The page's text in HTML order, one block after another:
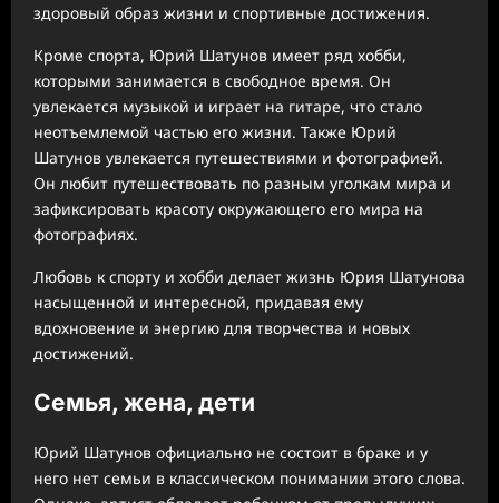
здоровый образ жизни и спортивные достижения.
Кроме спорта, Юрий Шатунов имеет ряд хобби,
которыми занимается в свободное время. Он
увлекается музыкой и играет на гитаре, что стало
неотъемлемой частью его жизни. Также Юрий
Шатунов увлекается путешествиями и фотографией.
Он любит путешествовать по разным уголкам мира и
зафиксировать красоту окружающего его мира на
фотографиях.
Любовь к спорту и хобби делает жизнь Юрия Шатунова
насыщенной и интересной, придавая ему
вдохновение и энергию для творчества и новых
достижений.
Семья, жена, дети
Юрий Шатунов официально не состоит в браке и у
него нет семьи в классическом понимании этого слова.